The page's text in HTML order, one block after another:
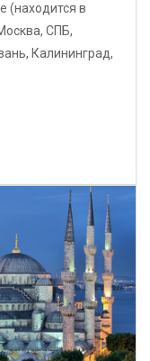
(находится в
СПБ,
Калининград,